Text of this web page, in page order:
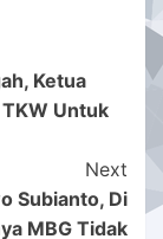
Ketua
TKW Untuk
Next
Subianto, Di
MBG Tidak